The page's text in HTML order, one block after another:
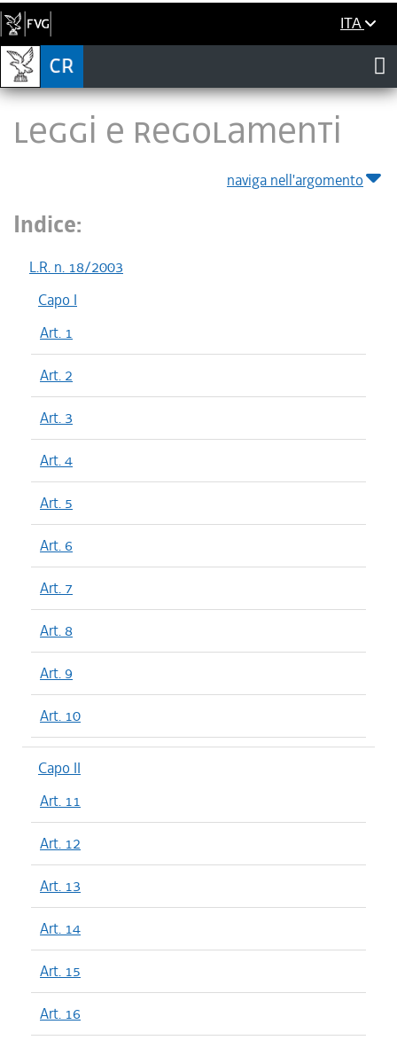
ITA
LEGGI E REGOLAMENTI
naviga nell'argomento
Indice:
L.R. n. 18/2003
Capo I
Art. 1
Art. 2
Art. 3
Art. 4
Art. 5
Art. 6
Art. 7
Art. 8
Art. 9
Art. 10
Capo II
Art. 11
Art. 12
Art. 13
Art. 14
Art. 15
Art. 16